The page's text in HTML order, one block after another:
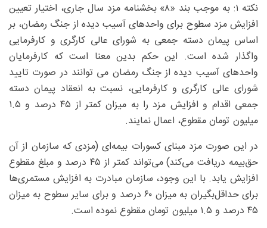
نکته ۱: به‌ موجب بند «۸» بخشنامه مزد سال جاری، اختیار تعیین
افزایش مزد سطوح برای واحدهای آسیب دیده از جنگ رمضان، بر
اساس پیمان دسته جمعی به شورای عالی کارگری و کارفرمایی
واگذار شده است. این حکم بدین معنا است که کارفرمایان
واحدهای آسیب دیده از جنگ رمضان می توانند در صورت تایید
شورای عالی کارگری و کارفرمایی، نسبت به انعقاد پیمان دسته
جمعی اقدام و افزایش مزد را به میزان کمتر از ۴۵ درصد و ۱.۵
میلیون تومان مقطوع، اعمال نمایند.
در این صورت مزد مبنای کسورات بیمه‌ای (مزدی که سازمان از آن
حق‌بیمه دریافت می‌کند) می‌تواند کمتر از ۴۵ درصد و مبلغ مقطوع
افزایش یابد. با این وجود، سازمان مبادرت به افزایش مستمری‌ها
برای حداقل‌بگیران به‌ میزان ۶۰ درصد و برای سایر سطوح به‌ میزان
۴۵ درصد و ۱.۵ میلیون تومان مقطوع نموده است.